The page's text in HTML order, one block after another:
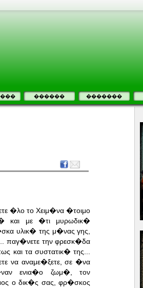
������ �������
�λο το Χειμ�να �τοιμο
και με �τι μυρωδικ�
υλικ� της μ�νας γης,
παγ�νετε την φρεσκ�δα
και τα συστατικ� της...
να αναμε�ξετε, σε �να
ενια�ο ζωμ�, τον
ο δικ�ς σας, φρ�σκος